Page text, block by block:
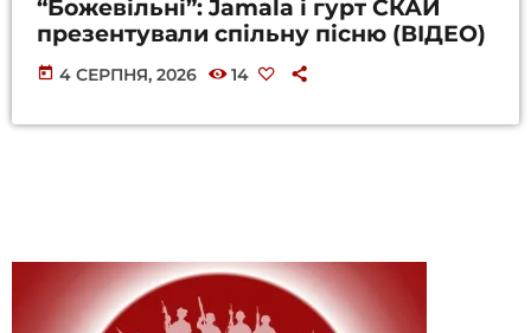
“Божевільні”: Jamala і гурт СКАЙ
презентували спільну пісню (ВІДЕО)
today 4 СЕРПНЯ, 2026 14